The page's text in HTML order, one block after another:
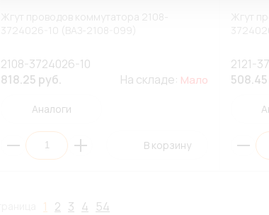
Жгут проводов коммутатора 2108-
3724026-10 (ВАЗ-2108-099)
2108-3724026-10
818.25 руб.
На складе: Мало
Аналоги
В корзину
Жгут
2121-
1 2 3 4 54